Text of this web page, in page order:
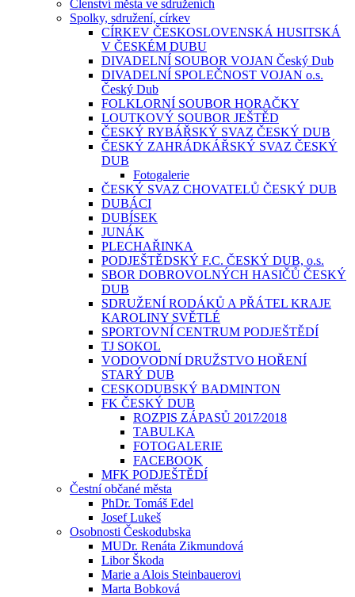
Členství města ve sdruženích
Spolky, sdružení, církev
CÍRKEV ČESKOSLOVENSKÁ HUSITSKÁ
V ČESKÉM DUBU
DIVADELNÍ SOUBOR VOJAN Český Dub
DIVADELNÍ SPOLEČNOST VOJAN o.s.
Český Dub
FOLKLORNÍ SOUBOR HORAČKY
LOUTKOVÝ SOUBOR JEŠTĚD
ČESKÝ RYBÁŘSKÝ SVAZ ČESKÝ DUB
ČESKÝ ZAHRÁDKÁŘSKÝ SVAZ ČESKÝ
DUB
Fotogalerie
ČESKÝ SVAZ CHOVATELŮ ČESKÝ DUB
DUBÁCI
DUBÍSEK
JUNÁK
PLECHAŘINKA
PODJEŠTĚDSKÝ F.C. ČESKÝ DUB, o.s.
SBOR DOBROVOLNÝCH HASIČŮ ČESKÝ
DUB
SDRUŽENÍ RODÁKŮ A PŘÁTEL KRAJE
KAROLINY SVĚTLÉ
SPORTOVNÍ CENTRUM PODJEŠTĚDÍ
TJ SOKOL
VODOVODNÍ DRUŽSTVO HOŘENÍ
STARÝ DUB
CESKODUBSKÝ BADMINTON
FK ČESKÝ DUB
ROZPIS ZÁPASŮ 2017⁄2018
TABULKA
FOTOGALERIE
FACEBOOK
MFK PODJEŠTĚDÍ
Čestní občané města
PhDr. Tomáš Edel
Josef Lukeš
Osobnosti Českodubska
MUDr. Renáta Zikmundová
Libor Škoda
Marie a Alois Steinbauerovi
Marta Bobková